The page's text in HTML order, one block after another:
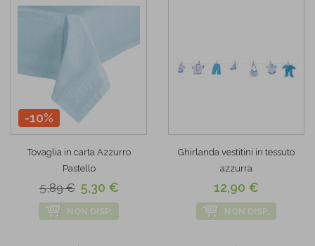
-10%
Tovaglia in carta Azzurro
Pastello
5,89 € 5,30 €
NON DISP.
Ghirlanda vestitini in tessuto
azzurra
12,90 €
NON DISP.